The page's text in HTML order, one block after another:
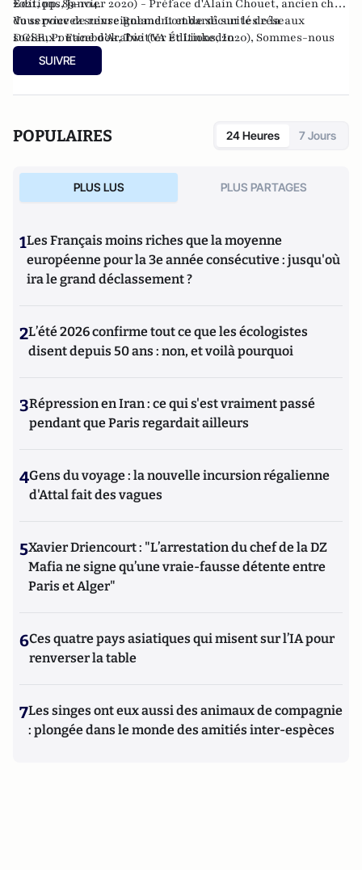
2021, pp. 89-104.
Éditions, Janvier 2020) - Préface d'Alain Chouet, ancien chef
du service de renseignement et de sécurité de la
DGSE, Poutine d’Arabie (VA Éditions, 2020), Sommes-nous
arrivés à la fin de l’histoire ? (VA Éditions, 2021), Abdel
Fattah al-Sissi, le Bonaparte égyptien ? (VA Éditions, 2023)
Vous pouvez suivre Roland Lombardi sur les réseaux
sociaux :Facebook,TwitteretLinkedIn
SUIVRE
POPULAIRES 24 Heures 7 Jours
PLUS LUS PLUS PARTAGES
1Les Français moins riches que la moyenne
européenne pour la 3e année consécutive : jusqu'où
ira le grand déclassement ?
2L’été 2026 confirme tout ce que les écologistes
disent depuis 50 ans : non, et voilà pourquoi
3Répression en Iran : ce qui s'est vraiment passé
pendant que Paris regardait ailleurs
4Gens du voyage : la nouvelle incursion régalienne
d'Attal fait des vagues
5Xavier Driencourt : "L’arrestation du chef de la DZ
Mafia ne signe qu’une vraie-fausse détente entre
Paris et Alger"
6Ces quatre pays asiatiques qui misent sur l’IA pour
renverser la table
7Les singes ont eux aussi des animaux de compagnie
: plongée dans le monde des amitiés inter-espèces